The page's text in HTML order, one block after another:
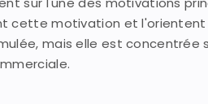
cette motivation et l'orientent
mais elle est